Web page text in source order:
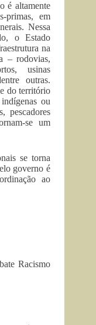
é altamente
primas, em
Nessa
o Estado
na
– rodovias,
usinas
outras.
do território
ou
pescadores
se um
se torna
governo é
ao
Racismo